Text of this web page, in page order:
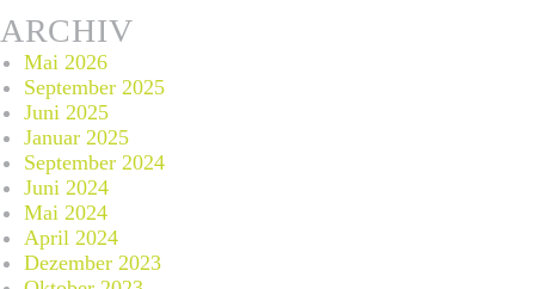
ARCHIV
Mai 2026
September 2025
Juni 2025
Januar 2025
September 2024
Juni 2024
Mai 2024
April 2024
Dezember 2023